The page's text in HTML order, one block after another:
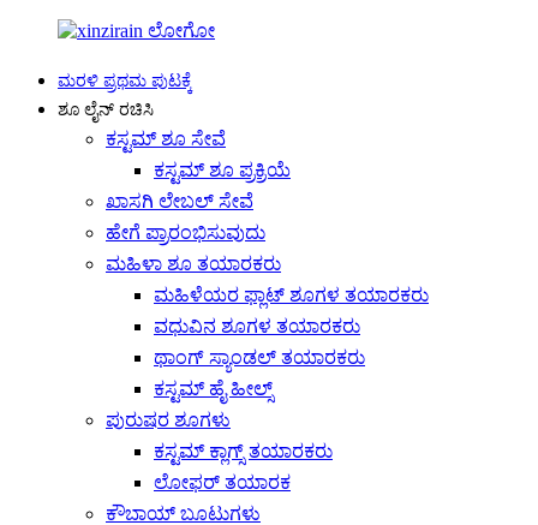
ಮರಳಿ ಪ್ರಥಮ ಪುಟಕ್ಕೆ
ಶೂ ಲೈನ್ ರಚಿಸಿ
ಕಸ್ಟಮ್ ಶೂ ಸೇವೆ
ಕಸ್ಟಮ್ ಶೂ ಪ್ರಕ್ರಿಯೆ
ಖಾಸಗಿ ಲೇಬಲ್ ಸೇವೆ
ಹೇಗೆ ಪ್ರಾರಂಭಿಸುವುದು
ಮಹಿಳಾ ಶೂ ತಯಾರಕರು
ಮಹಿಳೆಯರ ಫ್ಲಾಟ್ ಶೂಗಳ ತಯಾರಕರು
ವಧುವಿನ ಶೂಗಳ ತಯಾರಕರು
ಥಾಂಗ್ ಸ್ಯಾಂಡಲ್ ತಯಾರಕರು
ಕಸ್ಟಮ್ ಹೈ ಹೀಲ್ಸ್
ಪುರುಷರ ಶೂಗಳು
ಕಸ್ಟಮ್ ಕ್ಲಾಗ್ಸ್ ತಯಾರಕರು
ಲೋಫರ್ ತಯಾರಕ
ಕೌಬಾಯ್ ಬೂಟುಗಳು